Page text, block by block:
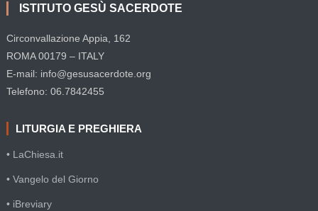
ISTITUTO GESÙ SACERDOTE
Circonvallazione Appia, 162
ROMA 00179 – ITALY
E-mail: info@gesusacerdote.org
Telefono: 06.7842455
LITURGIA E PREGHIERA
• LaChiesa.it
• Vangelo del Giorno
• iBreviary